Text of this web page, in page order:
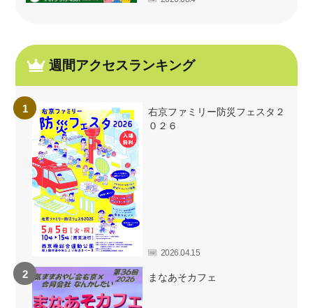
週間アクセスランキング
右京ファミリー防災フェスタ２
０２６
2026.04.15
まなあそカフェ